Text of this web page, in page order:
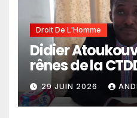
Droit De L'Homme
Didier
rênes de la
29 JUIN 2026